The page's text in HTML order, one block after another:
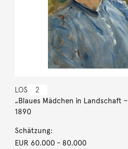
LOS 2
„Blaues Mädchen in Landschaft
1890
Schätzung:
EUR 60.000- 80.000